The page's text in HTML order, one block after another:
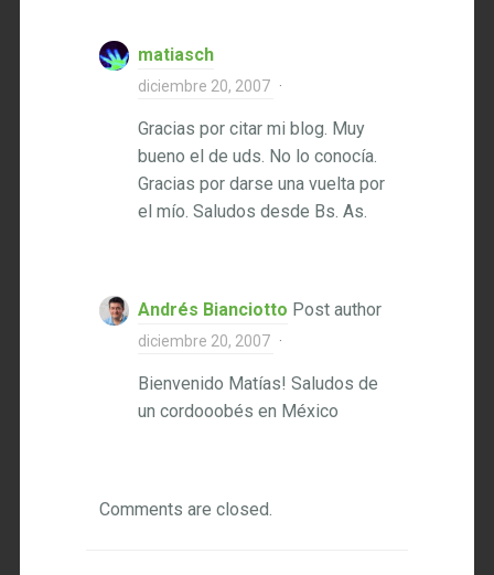
matiasch
diciembre 20, 2007 ·
Gracias por citar mi blog. Muy
bueno el de uds. No lo conocía.
Gracias por darse una vuelta por
el mío. Saludos desde Bs. As.
Andrés Bianciotto Post author
diciembre 20, 2007 ·
Bienvenido Matías! Saludos de
un cordooobés en México
Comments are closed.